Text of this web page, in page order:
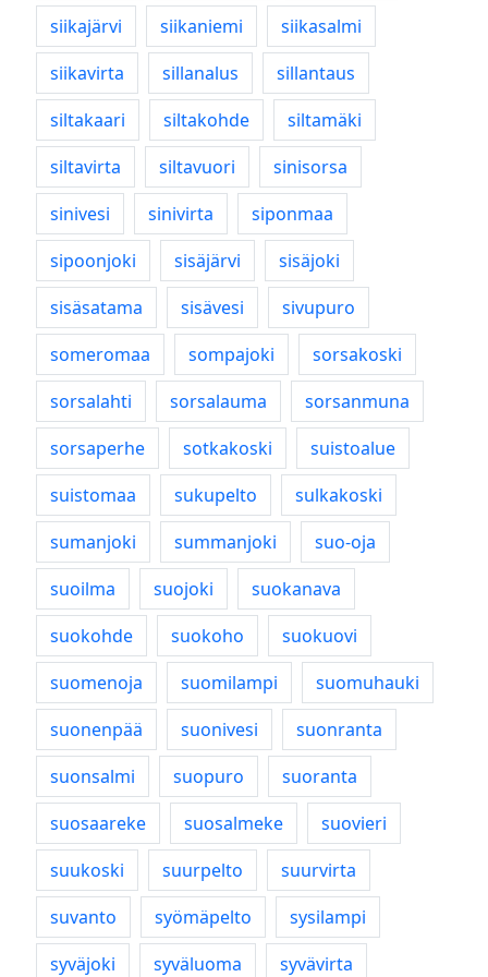
siikajärvi
siikaniemi
siikasalmi
siikavirta
sillanalus
sillantaus
siltakaari
siltakohde
siltamäki
siltavirta
siltavuori
sinisorsa
sinivesi
sinivirta
siponmaa
sipoonjoki
sisäjärvi
sisäjoki
sisäsatama
sisävesi
sivupuro
someromaa
sompajoki
sorsakoski
sorsalahti
sorsalauma
sorsanmuna
sorsaperhe
sotkakoski
suistoalue
suistomaa
sukupelto
sulkakoski
sumanjoki
summanjoki
suo-oja
suoilma
suojoki
suokanava
suokohde
suokoho
suokuovi
suomenoja
suomilampi
suomuhauki
suonenpää
suonivesi
suonranta
suonsalmi
suopuro
suoranta
suosaareke
suosalmeke
suovieri
suukoski
suurpelto
suurvirta
suvanto
syömäpelto
sysilampi
syväjoki
syväluoma
syvävirta